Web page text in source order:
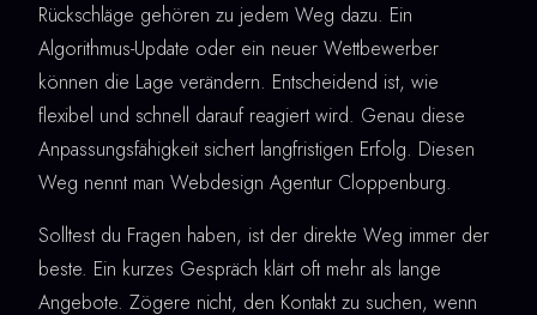
Rückschläge gehören zu jedem Weg dazu. Ein
Algorithmus-Update oder ein neuer Wettbewerber
können die Lage verändern. Entscheidend ist, wie
flexibel und schnell darauf reagiert wird. Genau diese
Anpassungsfähigkeit sichert langfristigen Erfolg. Diesen
Weg nennt man Webdesign Agentur Cloppenburg.
Solltest du Fragen haben, ist der direkte Weg immer der
beste. Ein kurzes Gespräch klärt oft mehr als lange
Angebote. Zögere nicht, den Kontakt zu suchen, wenn